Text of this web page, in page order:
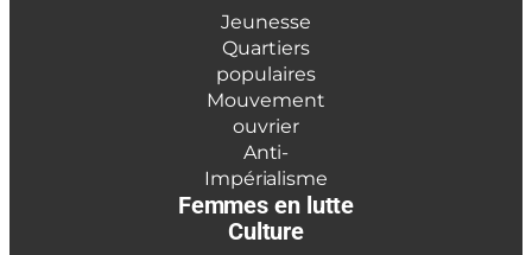
Jeunesse
Quartiers
populaires
Mouvement
ouvrier
Anti-
Impérialisme
Femmes en lutte
Culture